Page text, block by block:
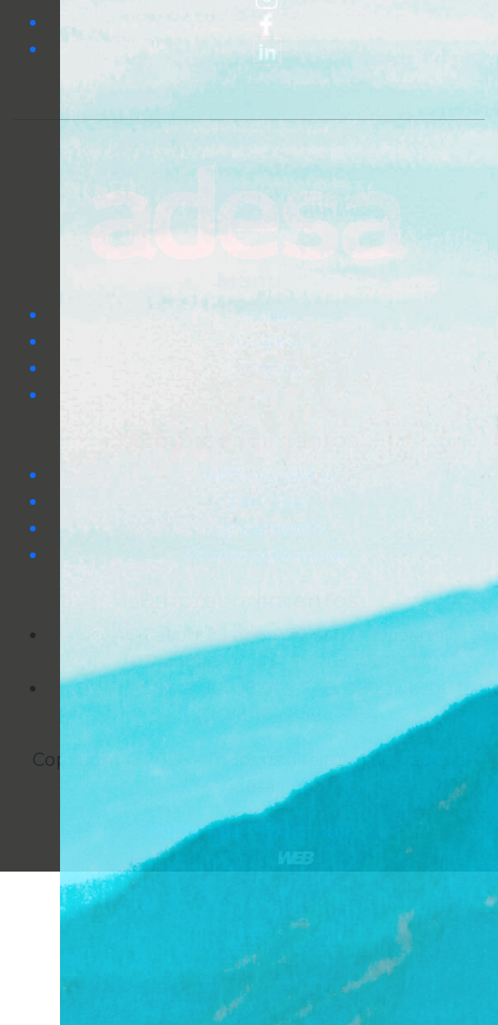
Início
A Adesa
Contato
SAC
100% Vendidos
Em Obra
Lançamento
Empreendimentos
Av. Cel. José Lobo, 350 SL02 - Oceania,
Paranaguá - PR, 83203-450
SEG-SEX: 9:00 - 18:00 | SAB: 0900 - 12:00 |
DOM: Fechado
Copyright © 2026 - Todos os direitos reservados à
Adesa
Política de Privacidade